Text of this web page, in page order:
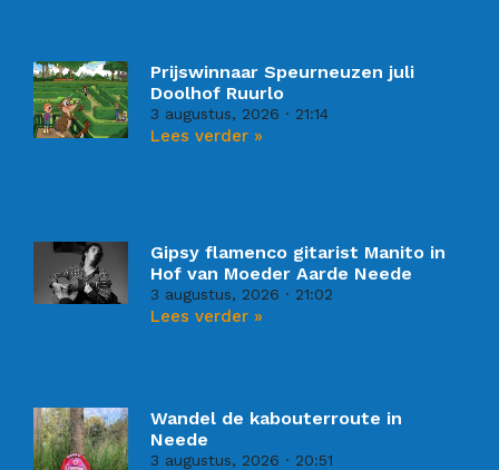
Prijswinnaar Speurneuzen juli
Doolhof Ruurlo
3 augustus, 2026 21:14
Lees verder »
Gipsy flamenco gitarist Manito in
Hof van Moeder Aarde Neede
3 augustus, 2026 21:02
Lees verder »
Wandel de kabouterroute in
Neede
3 augustus, 2026 20:51